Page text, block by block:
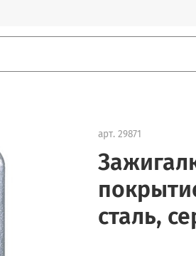
арт. 29871
сталь,